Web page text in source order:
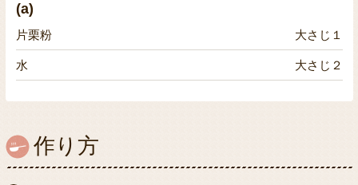
(a)
片栗粉 大さじ１
水 大さじ２
作り方